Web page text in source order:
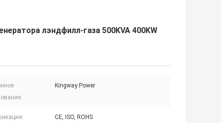
лэндфилл-газа 500KVA 400KW
Kingway Power
CE, ISO, ROHS